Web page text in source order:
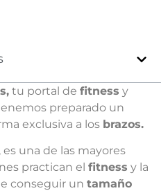
tu portal de fitness y
preparado un
exclusiva a los brazos.
es una de las mayores
practican el fitness y la
conseguir un tamaño